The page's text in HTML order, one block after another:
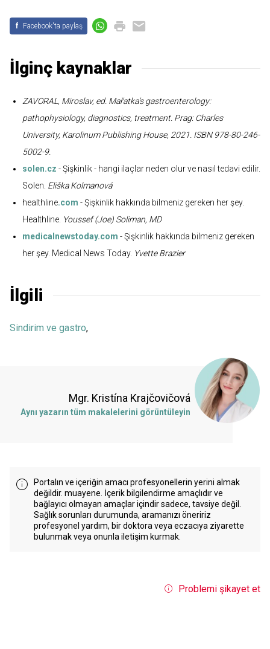
f Facebook'ta paylaş
İlginç kaynaklar
ZAVORAL, Miroslav, ed. Mařatka's gastroenterology:
pathophysiology, diagnostics, treatment. Prag: Charles
University, Karolinum Publishing House, 2021. ISBN 978-80-246-
5002-9.
solen.cz - Şişkinlik - hangi ilaçlar neden olur ve nasıl tedavi edilir.
Solen. Eliška Kolmanová
healthline.com - Şişkinlik hakkında bilmeniz gereken her şey.
Healthline. Youssef (Joe) Soliman, MD
medicalnewstoday.com - Şişkinlik hakkında bilmeniz gereken
her şey. Medical News Today. Yvette Brazier
İlgili
Sindirim ve gastro,
Mgr. Kristína Krajčovičová
Aynı yazarın tüm makalelerini görüntüleyin
Portalın ve içeriğin amacı profesyonellerin yerini almak
değildir. muayene. İçerik bilgilendirme amaçlıdır ve
bağlayıcı olmayan amaçlar içindir sadece, tavsiye değil.
Sağlık sorunları durumunda, aramanızı öneririz
profesyonel yardım, bir doktora veya eczacıya ziyarette
bulunmak veya onunla iletişim kurmak.
Problemi şikayet et